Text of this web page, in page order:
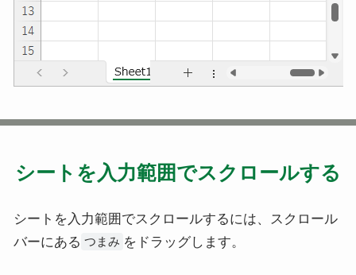
シートを入力範囲でスクロールする
シートを入力範囲でスクロールするには、スクロール
バーにある つまみ をドラッグします。